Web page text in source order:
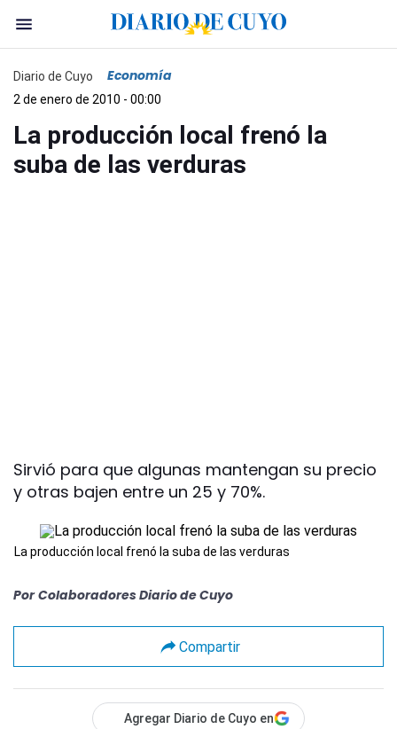
Diario de Cuyo Economía
2 de enero de 2010 - 00:00
La producción local frenó la
suba de las verduras
Sirvió para que algunas mantengan su precio
y otras bajen entre un 25 y 70%.
La producción local frenó la suba de las verduras
Por Colaboradores Diario de Cuyo
Compartir
Agregar Diario de Cuyo en